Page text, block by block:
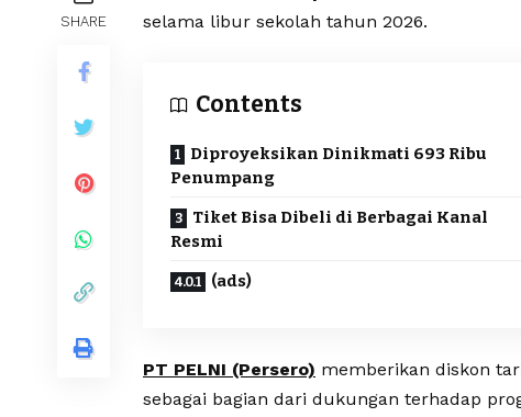
SHARE
selama libur sekolah tahun 2026.
Contents
Diproyeksikan Dinikmati 693 Ribu
Penumpang
Tiket Bisa Dibeli di Berbagai Kanal
Resmi
(ads)
PT PELNI (Persero) memberikan diskon
sebagai bagian dari dukungan terhadap